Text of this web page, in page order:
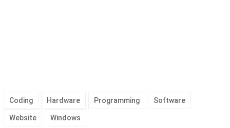
Coding Hardware Programming Software
Website Windows